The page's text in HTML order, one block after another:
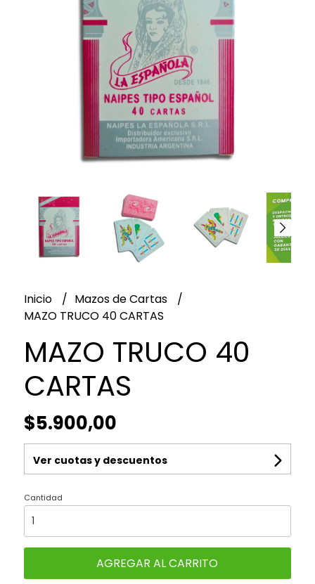
Inicio
Mazos de Cartas
MAZO TRUCO 40 CARTAS
MAZO TRUCO 40
CARTAS
$5.900,00
Ver cuotas y descuentos
Cantidad
AGREGAR AL CARRITO